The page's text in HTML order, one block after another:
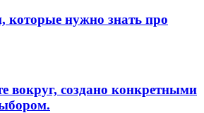
которые нужно знать про
вокруг, создано конкретными